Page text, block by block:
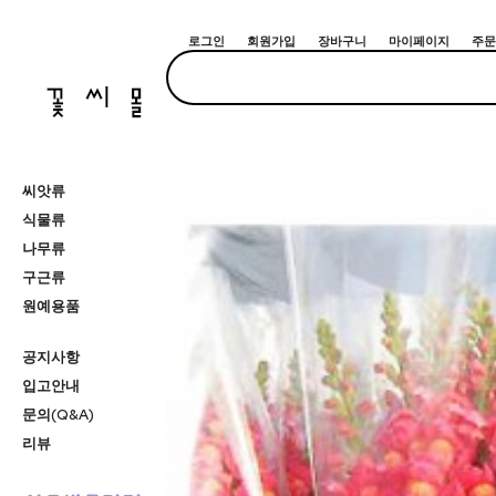
로그인 회원가입 장바구니 마이페이지 주
씨앗류
식물류
나무류
구근류
원예용품
공지사항
입고안내
문의(Q&A)
리뷰